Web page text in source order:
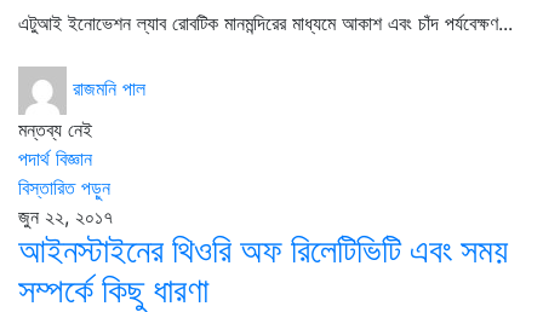
এটুআই ইনোভেশন ল্যাব রোবটিক মানমন্দিরের মাধ্যমে আকাশ এবং চাঁদ পর্যবেক্ষণ...
রাজমনি পাল
মন্তব্য নেই
পদার্থ বিজ্ঞান
বিস্তারিত পড়ুন
জুন ২২, ২০১৭
আইনস্টাইনের থিওরি অফ রিলেটিভিটি এবং সময়
সম্পর্কে কিছু ধারণা